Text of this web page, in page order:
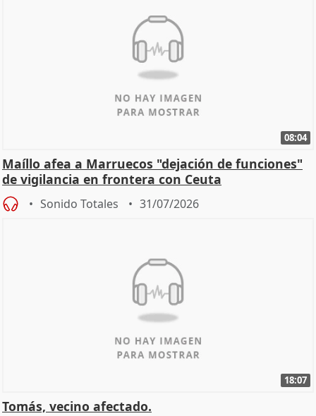
08:04
Maíllo afea a Marruecos "dejación de funciones"
de vigilancia en frontera con Ceuta
Sonido Totales 31/07/2026
18:07
Tomás, vecino afectado.